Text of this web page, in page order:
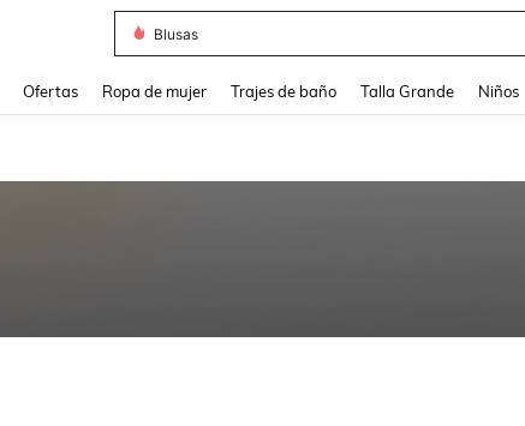
Blusas
Ofertas Ropa de mujer Trajes de baño Talla Grande Niños